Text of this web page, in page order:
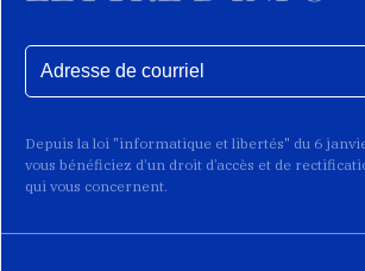
Depuis la loi "informatique et libertés" du 6
vous bénéficiez d’un droit d’accès et de
qui vous concernent.